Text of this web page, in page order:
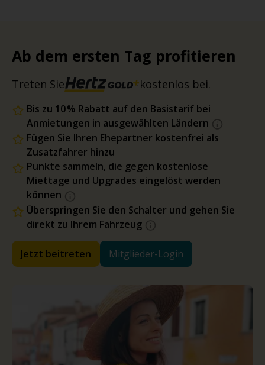
Ab dem ersten Tag profitieren
Treten Sie kostenlos bei.
Bis zu 10 % Rabatt auf den Basistarif bei
Anmietungen in ausgewählten Ländern
Fügen Sie Ihren Ehepartner kostenfrei als
Zusatzfahrer hinzu
Punkte sammeln, die gegen kostenlose
Miettage und Upgrades eingelöst werden
können
Überspringen Sie den Schalter und gehen Sie
direkt zu Ihrem Fahrzeug
Jetzt beitreten Mitglieder-Login